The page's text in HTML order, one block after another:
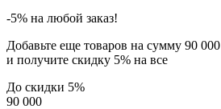
-5% на любой заказ!
Добавьте еще товаров на сумму 90 000
и получите скидку 5% на все
До скидки 5%
90 000